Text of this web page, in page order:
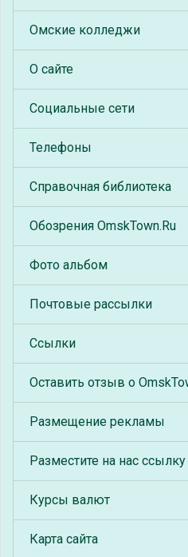
Омские колледжи
О сайте
Социальные сети
Телефоны
Справочная библиотека
Обозрения OmskTown.Ru
Фото альбом
Почтовые рассылки
Ссылки
Оставить отзыв о
Размещение рекламы
Разместите на нас ссылку
Курсы валют
Карта сайта